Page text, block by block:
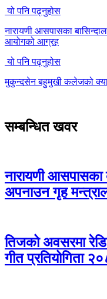
यो पनि पढ्नुहोस
नारायणी आसपासका
आयोगको आग्रह
यो पनि पढ्नुहोस
मुकुन्दसेन बहुमुखी कलेजको
सम्बन्धित खवर
नारायणी आसपासका
अपनाउन गृह
तिजको अवसरमा
गीत प्रतियोगिता